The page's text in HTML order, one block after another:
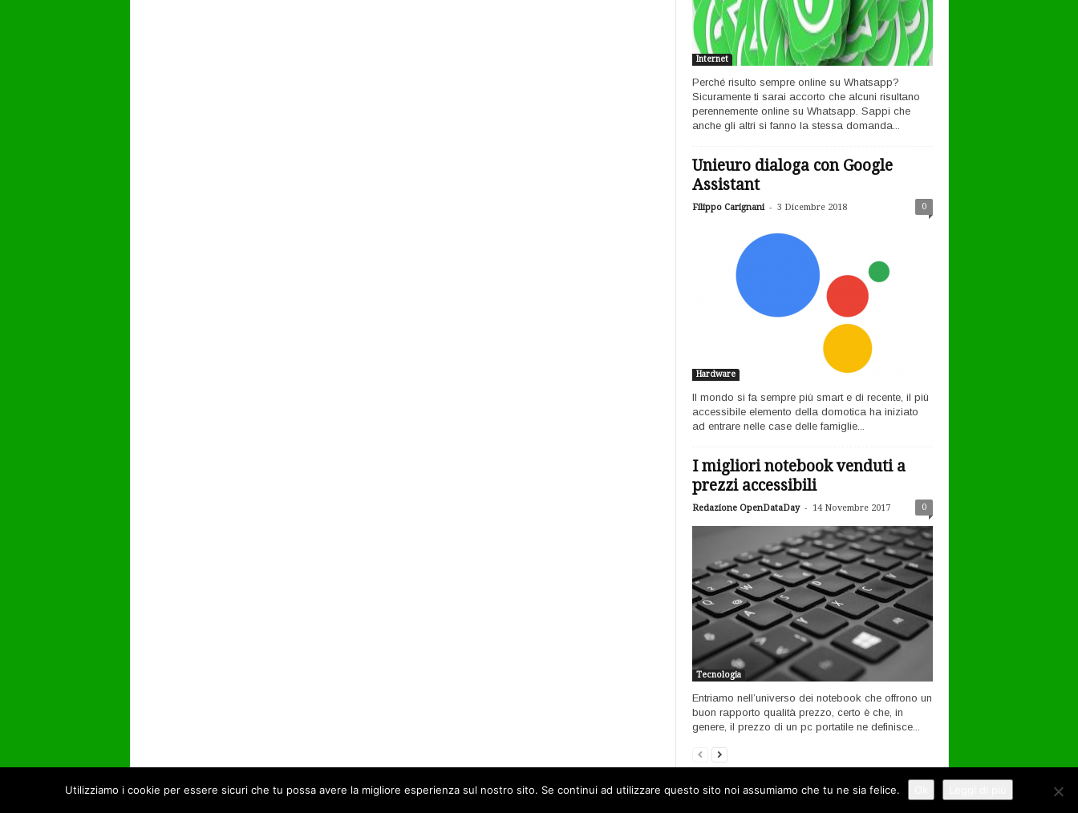
Internet
Perché risulto sempre online su Whatsapp?
Sicuramente ti sarai accorto che alcuni risultano
perennemente online su Whatsapp. Sappi che
anche gli altri si fanno la stessa domanda...
Unieuro dialoga con Google
Assistant
Filippo Carignani - 3 Dicembre 2018 0
Hardware
Il mondo si fa sempre più smart e di recente, il più
accessibile elemento della domotica ha iniziato
ad entrare nelle case delle famiglie...
I migliori notebook venduti a
prezzi accessibili
Redazione OpenDataDay - 14 Novembre 2017 0
Tecnologia
Entriamo nell’universo dei notebook che offrono un
buon rapporto qualità prezzo, certo è che, in
genere, il prezzo di un pc portatile ne definisce...
Home Open data Software Internet Tecnologia Filosofia open Contatti
© Open Data Day 2017 - Privacy Policy
Utilizziamo i cookie per essere sicuri che tu possa avere la migliore esperienza sul nostro sito. Se continui ad utilizzare questo sito noi assumiamo che tu ne sia felice.